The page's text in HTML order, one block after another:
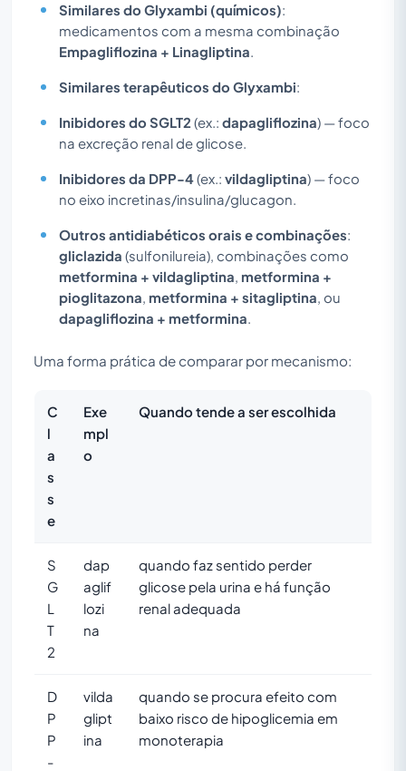
Similares do Glyxambi (químicos):
medicamentos com a mesma combinação
Empagliflozina + Linagliptina
Similares terapêuticos do Glyxambi:
Inibidores do SGLT2 (ex.: dapagliflozina) — foco
na excreção renal de glicose.
Inibidores da DPP-4(ex.: vildagliptina) — foco
no eixo incretinas/insulina/glucagon.
Outros antidiabéticos orais e combinações:
gliclazida (sulfonilureia), combinações como
metformina + vildagliptina metformina +
pioglitazona metformina + sitagliptina , ou
dapagliflozina + metformina
Uma forma prática de comparar por mecanismo:
C
l
a
s
s
e
Exe
mpl
o
Quando tende a ser escolhida
S
G
L
T
2
dap
aglif
lozi
na
quando faz sentido perder
glicose pela urina e há função
renal adequada
D
P
P
-
vilda
glipt
ina
quando se procura efeito com
baixo risco de hipoglicemia em
monoterapia